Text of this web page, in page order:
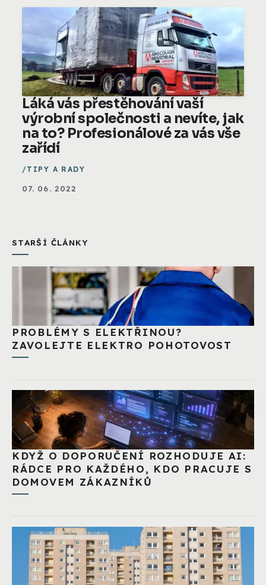
Láká vás přestěhování vaší
výrobní společnosti a nevíte, jak
na to? Profesionálové za vás vše
zařídí
TIPY A RADY
07. 06. 2022
STARŠÍ ČLÁNKY
PROBLÉMY S ELEKTŘINOU?
ZAVOLEJTE ELEKTRO POHOTOVOST
KDYŽ O DOPORUČENÍ ROZHODUJE AI:
RÁDCE PRO KAŽDÉHO, KDO PRACUJE S
DOMOVEM ZÁKAZNÍKŮ